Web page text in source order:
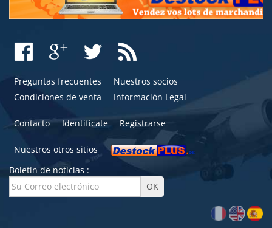
Preguntas frecuentes
Nuestros socios
Condiciones de venta
Información Legal
Contacto Identifícate Registrarse
Nuestros otros sitios
Boletín de noticias :